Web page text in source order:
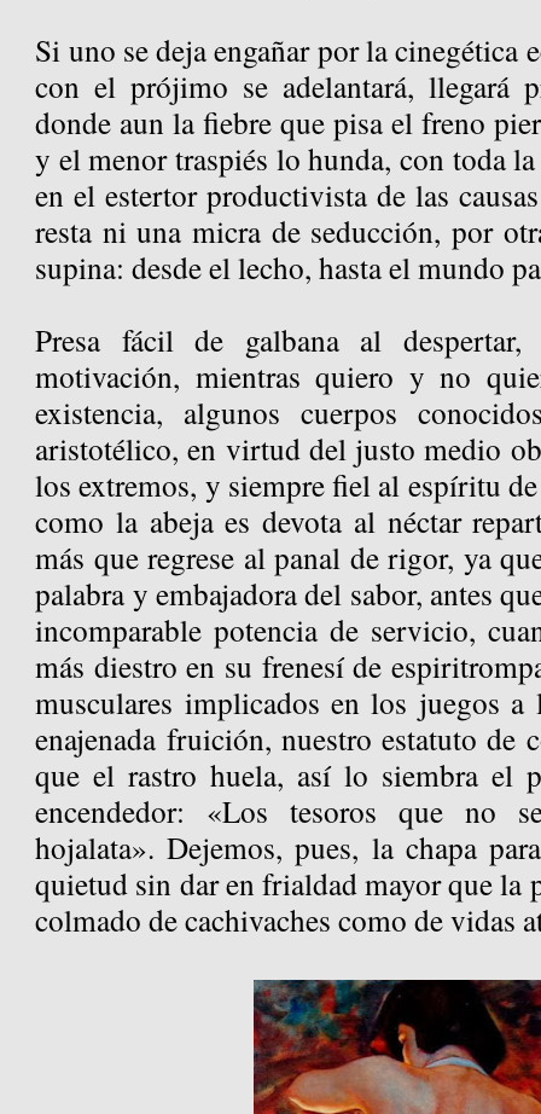
Si uno se deja engañar por la cinegética
con el prójimo se adelantará, llegará
donde aun la fiebre que pisa el freno
y el menor traspiés lo hunda, con toda
en el estertor productivista de las
resta ni una micra de seducción, por
supina: desde el lecho, hasta el mundo
Presa fácil de galbana al
motivación, mientras quiero y no
existencia, algunos cuerpos
aristotélico, en virtud del justo medio
los extremos, y siempre fiel al espíritu
como la abeja es devota al néctar
más que regrese al panal de rigor, ya
palabra y embajadora del sabor, antes
incomparable potencia de servicio,
más diestro en su frenesí de
musculares implicados en los juegos a
enajenada fruición, nuestro estatuto
que el rastro huela, así lo siembra el
encendedor: «Los tesoros que no
hojalata». Dejemos, pues, la chapa
quietud sin dar en frialdad mayor que la
colmado de cachivaches como de vidas